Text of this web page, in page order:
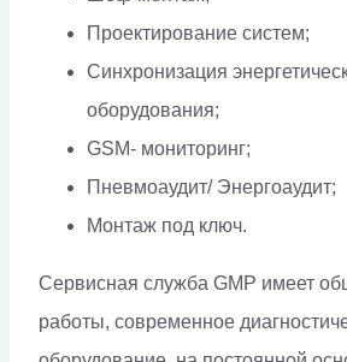
Проектирование систем;
Синхронизация
оборудования;
GSM- мониторинг;
Пневмоаудит/ Энергоаудит;
Монтаж под ключ.
Сервисная служба GMP имеет
работы, современное